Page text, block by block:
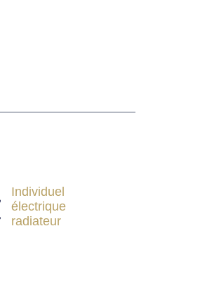
Individuel
électrique
radiateur